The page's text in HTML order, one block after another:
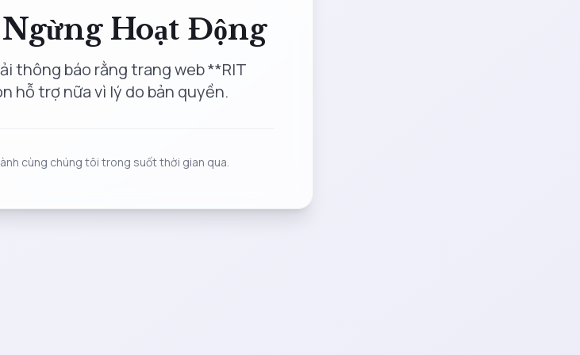
Hoạt Động
thông báo rằng trang web **RIT
hỗ trợ nữa vì lý do bản quyền.
cùng chúng tôi trong suốt thời gian qua.